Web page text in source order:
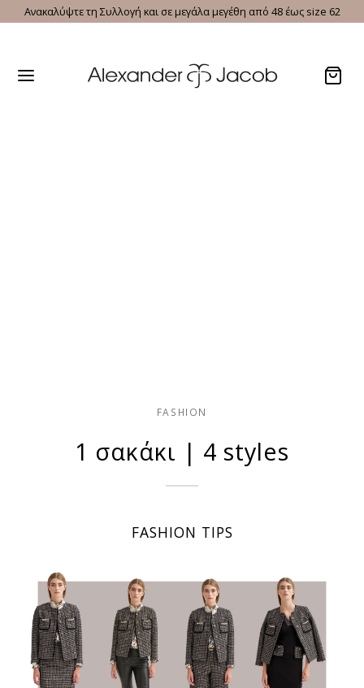
Ανακαλύψτε τη Συλλογή και σε μεγάλα μεγέθη από 48 έως size 62
FASHION
1 σακάκι | 4 styles
FASHION TIPS